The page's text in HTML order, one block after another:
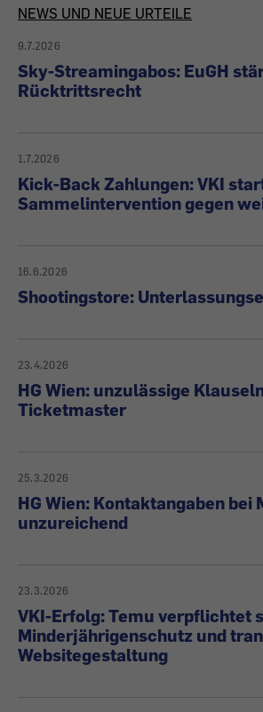
Artikel
zu
News
Urteilen
NEWS UND NEUE URTEILE
9.7.2026
Sky-Streamingabos: EuGH
Rücktrittsrecht
1.7.2026
Kick-Back Zahlungen: VKI
Sammelintervention gegen
16.6.2026
Shootingstore:
23.4.2026
HG Wien: unzulässige
Ticketmaster
25.3.2026
HG Wien: Kontaktangaben bei
unzureichend
23.3.2026
VKI-Erfolg: Temu verpflichtet
Minderjährigenschutz und
Websitegestaltung